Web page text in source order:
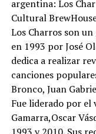
argentina: Los
Cultural
Los Charros son
en 1993 por José
dedica a realizar
canciones
Bronco, Juan
Fue liderado por el
Gamarra,Oscar